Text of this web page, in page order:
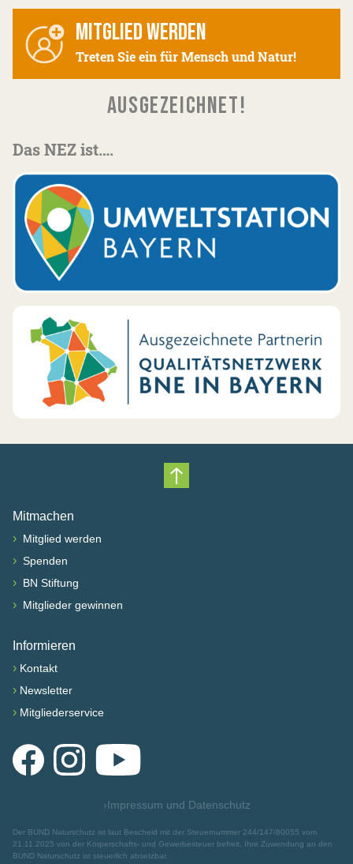
MITGLIED WERDEN
Treten Sie ein für Mensch und Natur!
AUSGEZEICHNET!
Das NEZ ist….
Nach oben scrollen
Mitmachen
› Mitglied werden
› Spenden
› BN Stiftung
› Mitglieder gewinnen
Informieren
› Kontakt
› Newsletter
› Mitgliederservice
FacebookInstagramYouTube
›Impressum und Datenschutz
Der BUND Naturschutz ist laut Bescheid mit der Steuernummer 244/147/80055 vom
21.11.2025 von der Körperschafts- und Gewerbesteuer befreit. Ihre Zuwendung an den
BUND Naturschutz ist steuerlich absetzbar.